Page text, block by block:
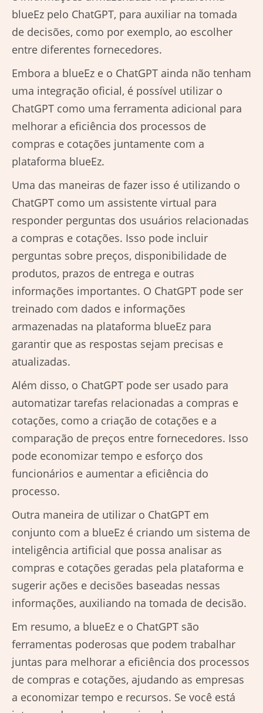
blueEz pelo ChatGPT, para auxiliar na tomada
de decisões, como por exemplo, ao escolher
entre diferentes fornecedores.
Embora a blueEz e o ChatGPT ainda não tenham
uma integração oficial, é possível utilizar o
ChatGPT como uma ferramenta adicional para
melhorar a eficiência dos processos de
compras e cotações juntamente com a
plataforma blueEz.
Uma das maneiras de fazer isso é utilizando o
ChatGPT como um assistente virtual para
responder perguntas dos usuários relacionadas
a compras e cotações. Isso pode incluir
perguntas sobre preços, disponibilidade de
produtos, prazos de entrega e outras
informações importantes. O ChatGPT pode ser
treinado com dados e informações
armazenadas na plataforma blueEz para
garantir que as respostas sejam precisas e
atualizadas.
Além disso, o ChatGPT pode ser usado para
automatizar tarefas relacionadas a compras e
cotações, como a criação de cotações e a
comparação de preços entre fornecedores. Isso
pode economizar tempo e esforço dos
funcionários e aumentar a eficiência do
processo.
Outra maneira de utilizar o ChatGPT em
conjunto com a blueEz é criando um sistema de
inteligência artificial que possa analisar as
compras e cotações geradas pela plataforma e
sugerir ações e decisões baseadas nessas
informações, auxiliando na tomada de decisão.
Em resumo, a blueEz e o ChatGPT são
ferramentas poderosas que podem trabalhar
juntas para melhorar a eficiência dos processos
de compras e cotações, ajudando as empresas
a economizar tempo e recursos. Se você está